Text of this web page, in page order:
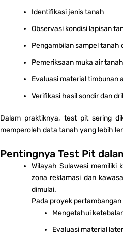
Identifikasi jenis tanah
Observasi kondisi lapisan
Pengambilan sampel
Pemeriksaan muka air tanah
Evaluasi material timbunan
Verifikasi hasil sondir dan
Dalam praktiknya, test pit sering
memperoleh data tanah yang lebih
Pentingnya Test Pit
Wilayah Sulawesi memiliki
zona reklamasi dan
dimulai.
Pada proyek
Mengetahui
Evaluasi material